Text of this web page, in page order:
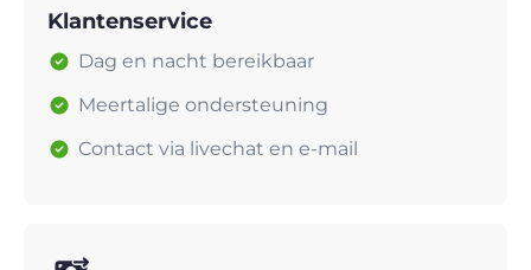
Klantenservice
Dag en nacht bereikbaar
Meertalige ondersteuning
Contact via livechat en e-mail